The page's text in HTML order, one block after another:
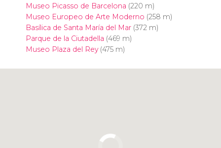
Museo Picasso de Barcelona (220 m)
Museo Europeo de Arte Moderno (258 m)
Basílica de Santa María del Mar(372 m)
Parque de la Ciutadella (469 m)
Museo Plaza del Rey(475 m)